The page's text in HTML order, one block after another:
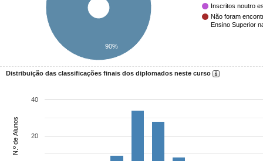
Inscritos noutro
Não foram
Ensino Superior
90%
Distribuição das classificações finais dos diplomados neste curso
20
40
N.º de Alunos